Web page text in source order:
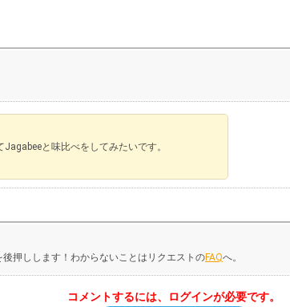
と味比べをしてみたいです。
押しします！わからないことはリクエストのFAQへ。
コメントするには、ログインが必要です。